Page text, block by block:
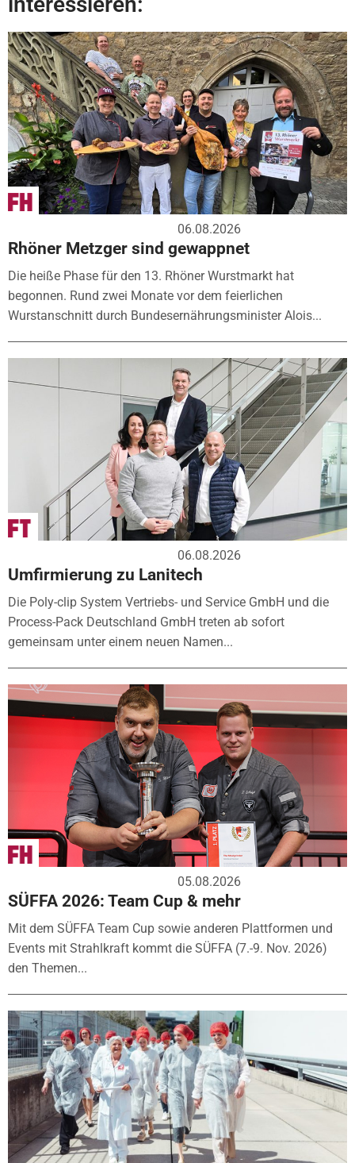
06.08.2026
Rhöner Metzger sind gewappnet
Die heiße Phase für den 13. Rhöner Wurstmarkt hat
begonnen. Rund zwei Monate vor dem feierlichen
Wurstanschnitt durch Bundesernährungsminister Alois...
06.08.2026
Umfirmierung zu Lanitech
Die Poly-clip System Vertriebs- und Service GmbH und die
Process-Pack Deutschland GmbH treten ab sofort
gemeinsam unter einem neuen Namen...
05.08.2026
SÜFFA 2026: Team Cup & mehr
Mit dem SÜFFA Team Cup sowie anderen Plattformen und
Events mit Strahlkraft kommt die SÜFFA (7.-9. Nov. 2026)
den Themen...